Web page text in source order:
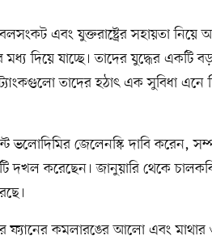
এবং যুক্তরাষ্ট্রের সহায়তা নিয়ে
মধ্য দিয়ে যাচ্ছে। তাদের যুদ্ধের
ট্যাংকগুলো তাদের হঠাৎ এক সুবিধা এনে
ভলোদিমির জেলেনস্কি দাবি করেন,
দখল করেছেন। জানুয়ারি থেকে
ফ্যানের কমলারঙের আলো এবং